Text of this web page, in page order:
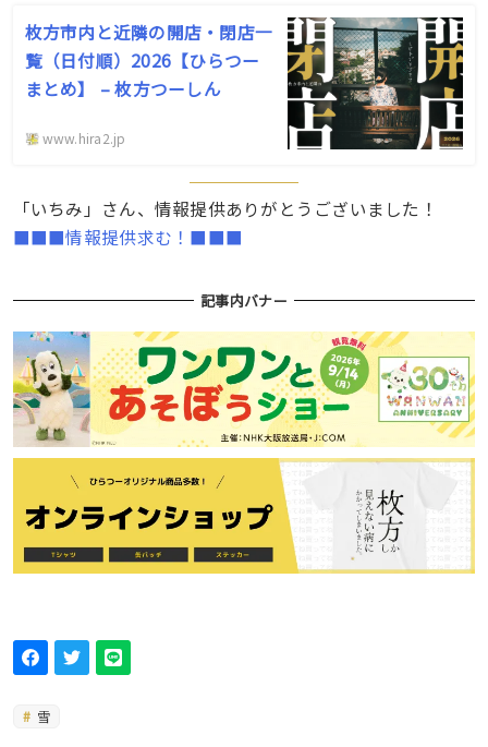
枚方市内と近隣の開店・閉店一
覧（日付順）2026【ひらつー
まとめ】 – 枚方つーしん
www.hira2.jp
「いちみ」さん、情報提供ありがとうございました！
■■■情報提供求む！■■■
記事内バナー
雪